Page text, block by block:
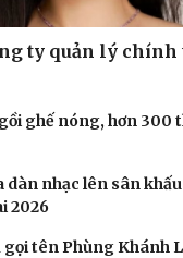
ty quản lý chính
ghế nóng, hơn 300
dàn nhạc lên sân
2026
tên Phùng Khánh